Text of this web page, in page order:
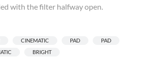
CINEMATIC PAD
PAD
BRIGHT
with the filter halfway open.